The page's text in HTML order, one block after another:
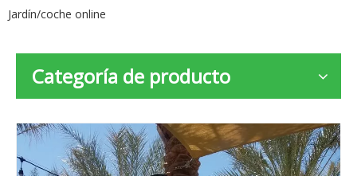
Jardín/coche online
Categoría de producto